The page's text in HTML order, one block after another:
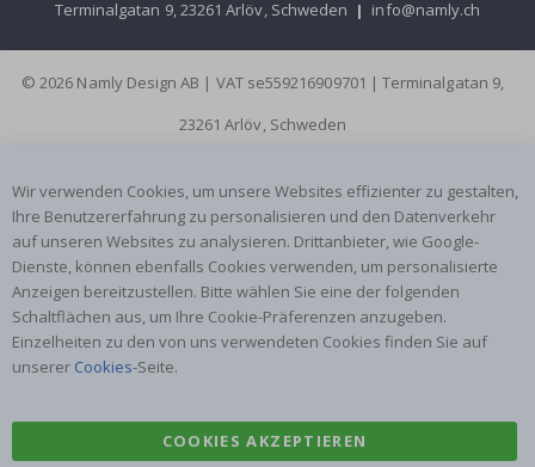
Terminalgatan 9, 23261 Arlöv, Schweden | info@namly.ch
© 2026 Namly Design AB | VAT se559216909701 | Terminalgatan 9,
23261 Arlöv, Schweden
Wir verwenden Cookies, um unsere Websites effizienter zu gestalten,
Ihre Benutzererfahrung zu personalisieren und den Datenverkehr
auf unseren Websites zu analysieren. Drittanbieter, wie Google-
Dienste, können ebenfalls Cookies verwenden, um personalisierte
Anzeigen bereitzustellen. Bitte wählen Sie eine der folgenden
Schaltflächen aus, um Ihre Cookie-Präferenzen anzugeben.
Einzelheiten zu den von uns verwendeten Cookies finden Sie auf
unserer Cookies-Seite.
COOKIES AKZEPTIEREN